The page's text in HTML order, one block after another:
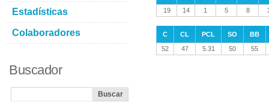
19
14 1 5 8
C CL PCL SO
BB
52
47 5.31 50 55
Estadísticas
Colaboradores
Buscador